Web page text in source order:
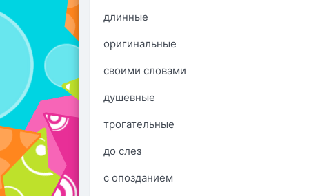
длинные
оригинальные
своими словами
душевные
трогательные
до слез
с опозданием